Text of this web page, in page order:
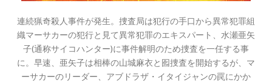
連続猟奇殺人事件が発生。捜査局は犯行の手口から異常犯罪組
織マーサカーの犯行と見て異常犯罪のエキスパート、水瀬亜矢
子(通称サイコハンター)に事件解明のため捜査を一任する事
に。早速、亜矢子は相棒の山城麻衣と囮捜査を開始するが、マ
ーサカーのリーダー、アブドラザ・イタイジャンの罠にかか